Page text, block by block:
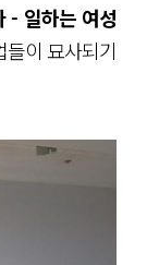
- 일하는 여성
이 묘사되기